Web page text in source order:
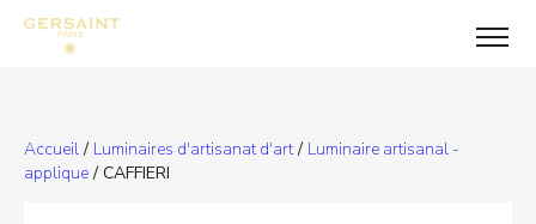
Accueil/ Luminaires d'artisanat d'art/ Luminaire artisanal -
applique/ CAFFIERI